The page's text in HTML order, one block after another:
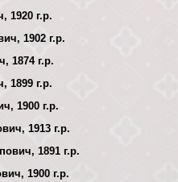
1920 г.р.
1902 г.р.
1874 г.р.
1899 г.р.
1900 г.р.
1913 г.р.
1891 г.р.
1900 г.р.